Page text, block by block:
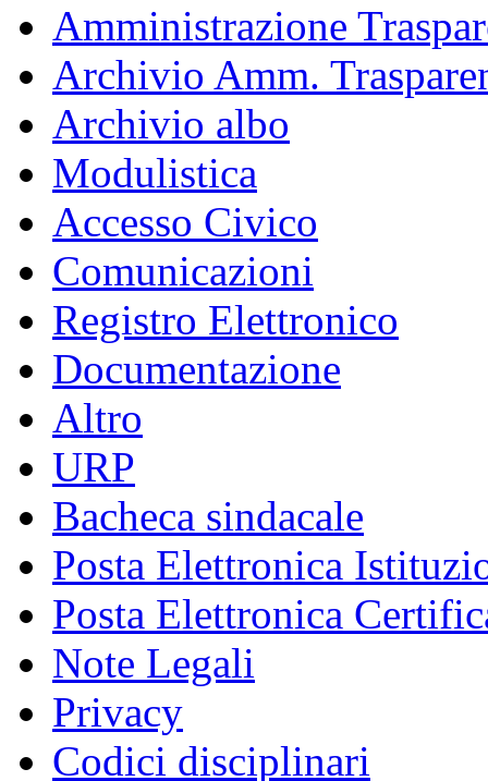
Amministrazione
Archivio Amm.
Archivio albo
Modulistica
Accesso Civico
Comunicazioni
Registro Elettronico
Documentazione
Altro
URP
Bacheca sindacale
Posta Elettronica
Posta Elettronica
Note Legali
Privacy
Codici disciplinari